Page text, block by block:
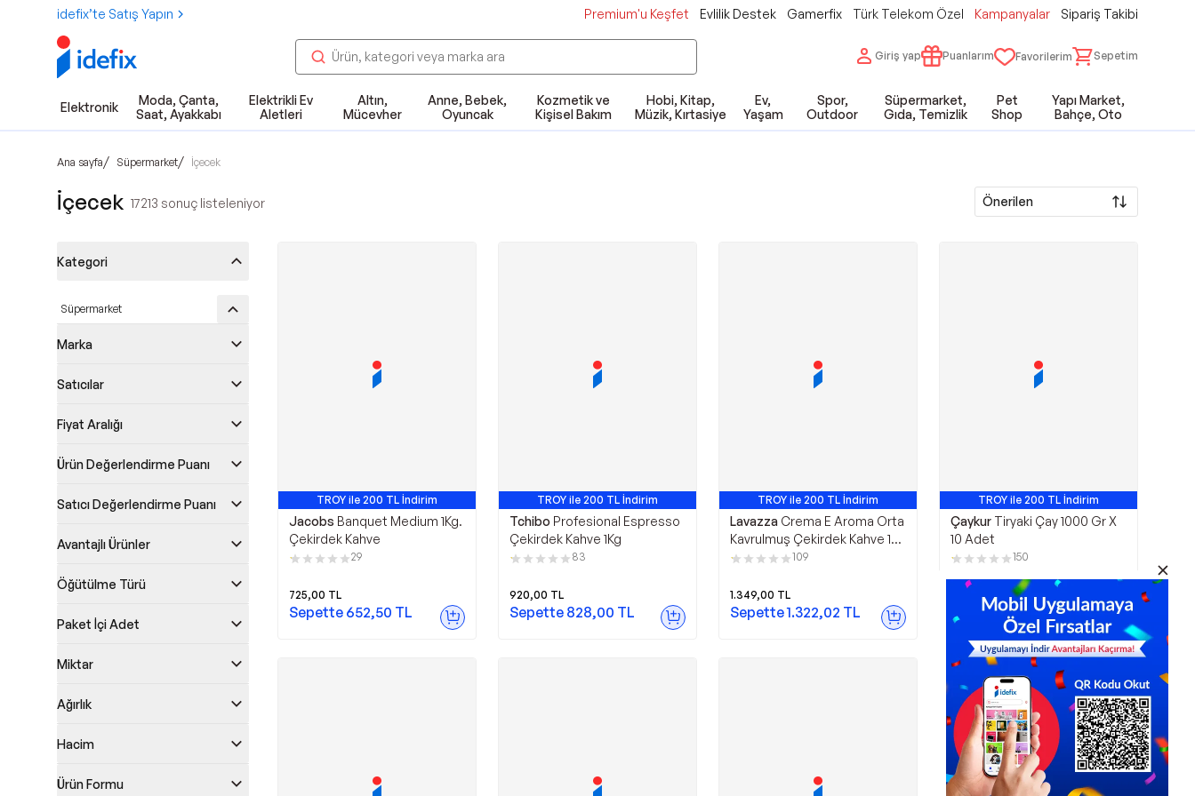
idefix’te Satış Yapın Premium'u Keşfet Evlilik Destek Gamerfix Türk Telekom Özel Kampanyalar Sipariş Takibi
Giriş yap Puanlarım Favorilerim Sepetim
Elektronik
Moda, Çanta,
Saat, Ayakkabı
Elektrikli Ev
Aletleri
Altın,
Mücevher
Anne, Bebek,
Oyuncak
Kozmetik ve
Kişisel Bakım
Hobi, Kitap,
Müzik, Kırtasiye
Ev,
Yaşam
Spor,
Outdoor
Süpermarket,
Gıda, Temizlik
Pet
Shop
Yapı Market,
Bahçe, Oto
Ana sayfa/ Süpermarket/ İçecek
İçecek 17213 sonuç listeleniyor Önerilen
Kategori
Süpermarket
Marka
Satıcılar
Fiyat Aralığı
Ürün Değerlendirme Puanı
Satıcı Değerlendirme Puanı
Avantajlı Ürünler
Öğütülme Türü
Paket İçi Adet
Miktar
Ağırlık
Hacim
Ürün Formu
TROY ile 200 TL İndirim
Jacobs Banquet Medium 1Kg.
Çekirdek Kahve
29
725,00 TL
Sepette 652,50 TL
TROY ile 200 TL İndirim
Tchibo Profesional Espresso
Çekirdek Kahve 1Kg
83
920,00 TL
Sepette 828,00 TL
TROY ile 200 TL İndirim
Lavazza Crema E Aroma Orta
Kavrulmuş Çekirdek Kahve 1
kg 2'li
109
1.349,00 TL
Sepette1.322,02 TL
TROY ile 200 TL İndirim
Çaykur Tiryaki Çay 1000 Gr X
10 Adet
150
3.175,00TL